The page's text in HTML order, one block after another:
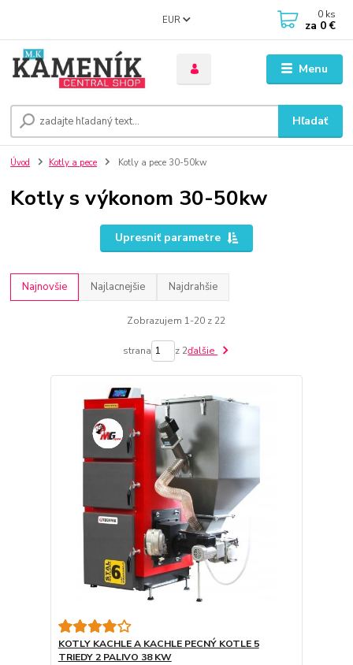
Menu
EUR
Hľadať
0 ks
za 0 €
Úvod Kotly a pece Kotly a pece 30-50kw
Kotly s výkonom 30-50kw
Upresniť parametre
Najnovšie Najlacnejšie Najdrahšie
Zobrazujem 1-20 z 22
strana z 2ďalšie
KOTLY KACHLE A KACHLE PECNÝ KOTLE 5
TRIEDY 2 PALIVO 38 KW